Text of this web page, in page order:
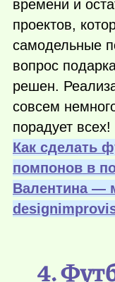
времени и
проектов,
самодельные
вопрос
решен.
совсем
порадует всех!
Как сделать
помпонов в
Валентина —
4.